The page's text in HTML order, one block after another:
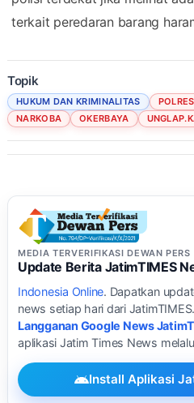
terkait peredaran barang
Topik
HUKUM DAN KRIMINALITAS
NARKOBA
OKERBAYA
MEDIA TERVERIFIKASI DEWAN PERS
Update Berita JatimTIMES
Indonesia Online. Dapatkan
news setiap hari dari
Langganan Google News
aplikasi Jatim Times News
Install Aplikasi